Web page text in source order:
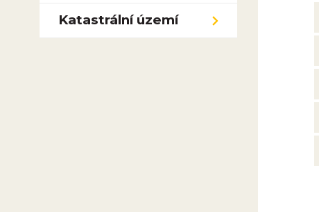
Katastrální území